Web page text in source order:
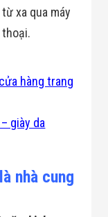
Tin Công Nghệ
Tin Khuyến Mãi
xa qua máy
hàng trang
giày da
nhà cung